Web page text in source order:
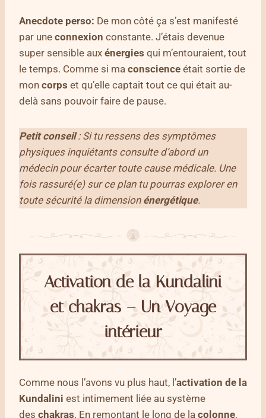
Anecdote perso: De mon côté ça s’est manifesté
par une connexion constante. J’étais devenue
super sensible aux énergies qui m’entouraient, tout
le temps. Comme si ma conscience était sortie de
mon corps et qu’elle captait tout ce qui était au-
delà sans pouvoir faire de pause.
Petit conseil: Si tu ressens des symptômes
physiques inquiétants consulte d’abord un
médecin pour écarter toute cause médicale. Une
fois rassuré(e) sur ce plan tu pourras explorer en
toute sécurité la dimension énergétique.
Activation de la Kundalini
et chakras – Un Voyage
intérieur
Comme nous l’avons vu plus haut, l’activation de la
Kundalini est intimement liée au système
des chakras. En remontant le long de la colonne,